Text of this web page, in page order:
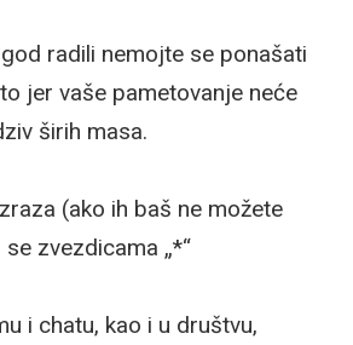
radili nemojte se ponašati
jer vaše pametovanje neće
širih masa.
(ako ih baš ne možete
zvezdicama „*“
i chatu, kao i u društvu,